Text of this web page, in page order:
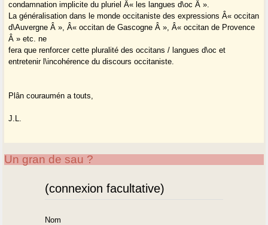
condamnation implicite du pluriel Â« les langues d\oc Â ».
La généralisation dans le monde occitaniste des expressions Â« occitan
d\Auvergne Â », Â« occitan de Gascogne Â », Â« occitan de Provence
Â » etc. ne
fera que renforcer cette pluralité des occitans / langues d\oc et
entretenir l\incohérence du discours occitaniste.
Plân couraumén a touts,
J.L.
Un gran de sau ?
(connexion facultative)
Nom